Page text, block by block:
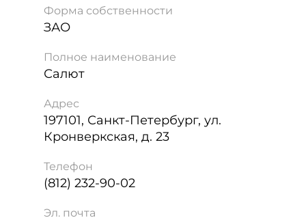
Форма собственности
ЗАО
Полное наименование
Салют
Адрес
197101, Санкт-Петербург, ул.
Кронверкская, д. 23
Телефон
(812) 232-90-02
Эл. почта